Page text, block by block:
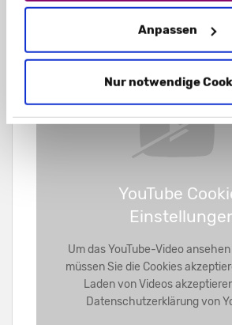
Anpassen
Nur notwendige
schon fertig geklebt. Der
beispielsweise zu Messen, ist
Ort lediglich aufrichten.
YouTube
Um das YouTube-Video
müssen Sie die Cookies
Laden von Videos
Datenschutzerklärung von